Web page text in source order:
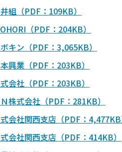
組（PDF：109KB）
（PDF：204KB）
キン（PDF：3,065KB）
興業（PDF：203KB）
会社（PDF：203KB）
株式会社（PDF：281KB）
会社関西支店（PDF：4,477KB
会社関西支店（PDF：414KB）